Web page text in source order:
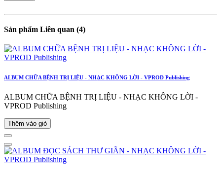
Sản phẩm Liên quan (4)
ALBUM CHỮA BỆNH TRỊ LIỆU - NHẠC KHÔNG LỜI - VPROD Publishing
ALBUM CHỮA BỆNH TRỊ LIỆU - NHẠC KHÔNG LỜI -
VPROD Publishing
Thêm vào giỏ